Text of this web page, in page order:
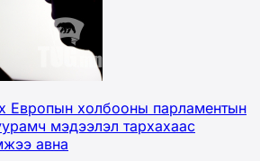
Европын холбооны парламентын
мэдээлэл тархахаас
авна